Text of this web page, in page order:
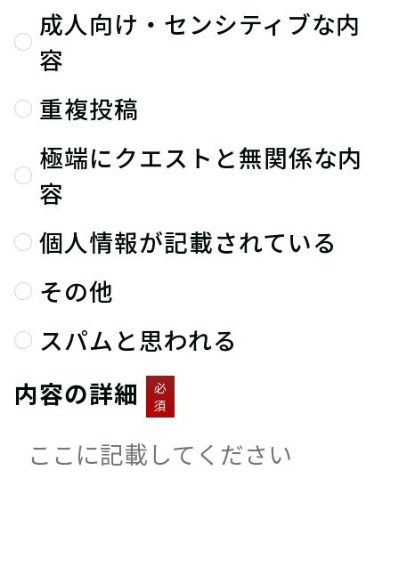
成人向け・センシティブな内
容
重複投稿
極端にクエストと無関係な内
容
個人情報が記載されている
その他
スパムと思われる
内容の詳細
必
須